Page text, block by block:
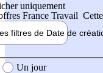
uniquement
France Travail
filtres de Date de
création de l'offre
Un jour